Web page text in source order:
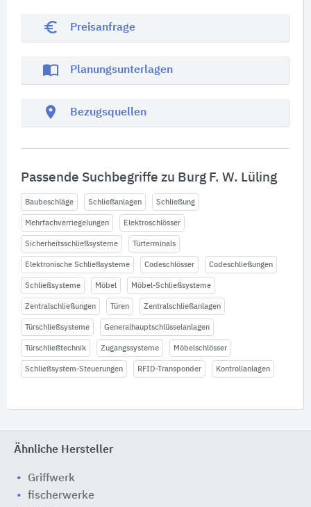
euro_symbol Preisanfrage
import_contacts Planungsunterlagen
location_on Bezugsquellen
Passende Suchbegriffe zu Burg F. W. Lüling
Baubeschläge Schließanlagen Schließung
Mehrfachverriegelungen Elektroschlösser
Sicherheitsschließsysteme Türterminals
Elektronische Schließsysteme Codeschlösser Codeschließungen
Schließsysteme Möbel Möbel-Schließsysteme
Zentralschließungen Türen Zentralschließanlagen
Türschließsysteme Generalhauptschlüsselanlagen
Türschließtechnik Zugangssysteme Möbelschlösser
Schließsystem-Steuerungen RFID-Transponder Kontrollanlagen
Ähnliche Hersteller
Griffwerk
fischerwerke